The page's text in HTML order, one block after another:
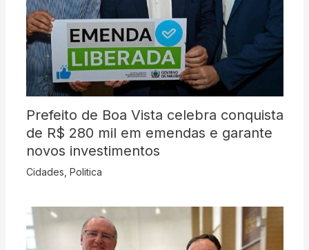
Prefeito de Boa Vista celebra conquista
de R$ 280 mil em emendas e garante
novos investimentos
Cidades Politica